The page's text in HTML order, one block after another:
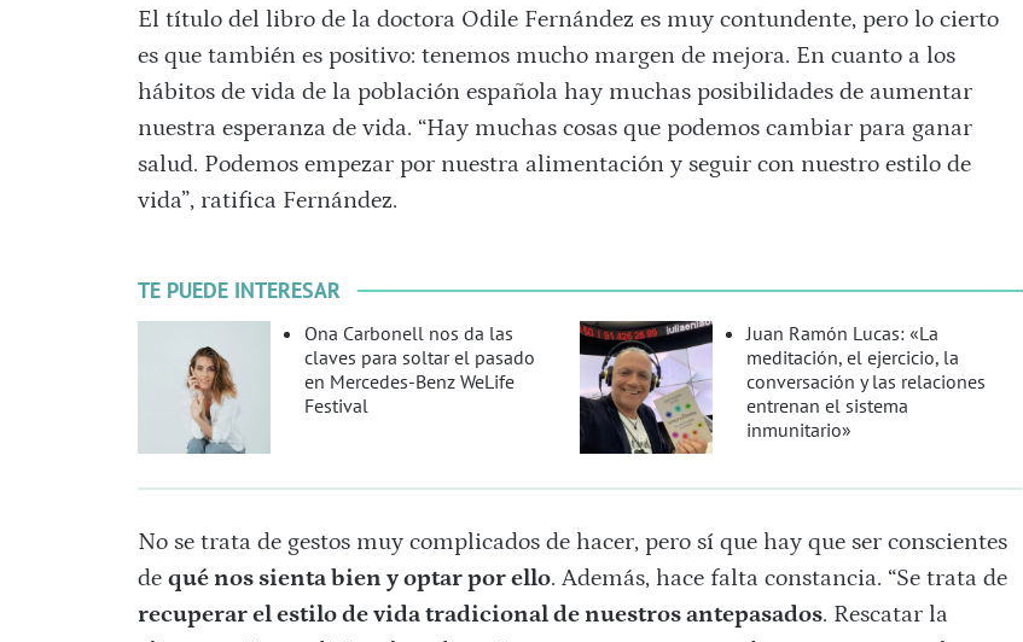
El título del libro de la doctora Odile Fernández es muy contundente, pero lo cierto
es que también es positivo: tenemos mucho margen de mejora. En cuanto a los
hábitos de vida de la población española hay muchas posibilidades de aumentar
nuestra esperanza de vida. “Hay muchas cosas que podemos cambiar para ganar
salud. Podemos empezar por nuestra alimentación y seguir con nuestro estilo de
vida”, ratifica Fernández.
TE PUEDE INTERESAR
Ona Carbonell nos da las
claves para soltar el pasado
en Mercedes-Benz WeLife
Festival
Juan Ramón Lucas: «La
meditación, el ejercicio, la
conversación y las relaciones
entrenan el sistema
inmunitario»
No se trata de gestos muy complicados de hacer, pero sí que hay que ser conscientes
de qué nos sienta bien y optar por ello. Además, hace falta constancia. “Se trata de
recuperar el estilo de vida tradicional de nuestros antepasados. Rescatar la